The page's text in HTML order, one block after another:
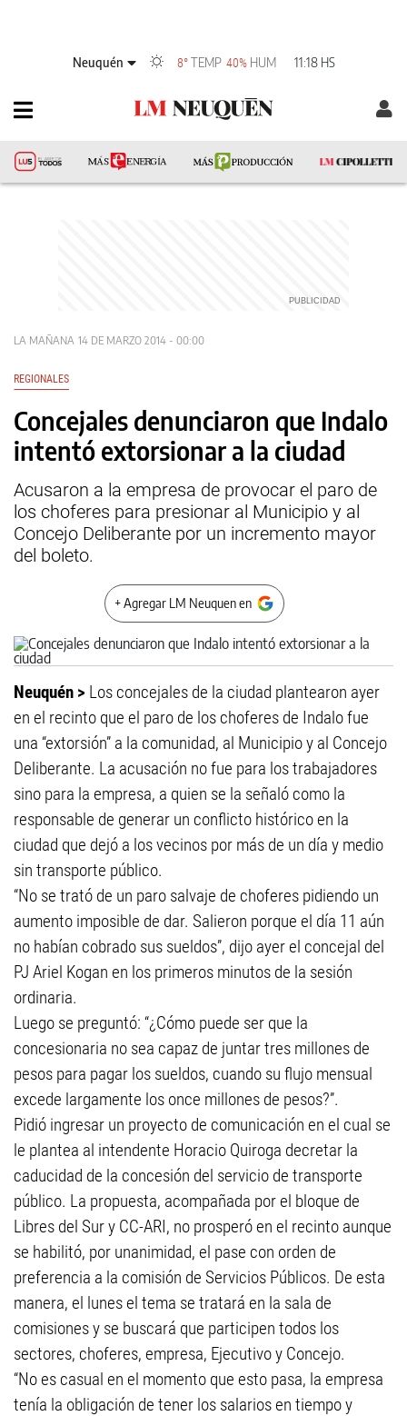
Neuquén 8° TEMP 40% HUM 11:18 HS
LA MAÑANA 14 DE MARZO 2014 - 00:00
REGIONALES
Concejales denunciaron que Indalo
intentó extorsionar a la ciudad
Acusaron a la empresa de provocar el paro de
los choferes para presionar al Municipio y al
Concejo Deliberante por un incremento mayor
del boleto.
+ Agregar LM Neuquen en
Neuquén > Los concejales de la ciudad plantearon ayer
en el recinto que el paro de los choferes de Indalo fue
una “extorsión” a la comunidad, al Municipio y al Concejo
Deliberante. La acusación no fue para los trabajadores
sino para la empresa, a quien se la señaló como la
responsable de generar un conflicto histórico en la
ciudad que dejó a los vecinos por más de un día y medio
sin transporte público.
“No se trató de un paro salvaje de choferes pidiendo un
aumento imposible de dar. Salieron porque el día 11 aún
no habían cobrado sus sueldos”, dijo ayer el concejal del
PJ Ariel Kogan en los primeros minutos de la sesión
ordinaria.
Luego se preguntó: “¿Cómo puede ser que la
concesionaria no sea capaz de juntar tres millones de
pesos para pagar los sueldos, cuando su flujo mensual
excede largamente los once millones de pesos?”.
Pidió ingresar un proyecto de comunicación en el cual se
le plantea al intendente Horacio Quiroga decretar la
caducidad de la concesión del servicio de transporte
público. La propuesta, acompañada por el bloque de
Libres del Sur y CC-ARI, no prosperó en el recinto aunque
se habilitó, por unanimidad, el pase con orden de
preferencia a la comisión de Servicios Públicos. De esta
manera, el lunes el tema se tratará en la sala de
comisiones y se buscará que participen todos los
sectores, choferes, empresa, Ejecutivo y Concejo.
“No es casual en el momento que esto pasa, la empresa
tenía la obligación de tener los salarios en tiempo y